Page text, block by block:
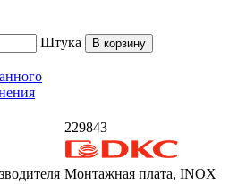
Штука
В корзину
229843
Монтажная плата, INOX